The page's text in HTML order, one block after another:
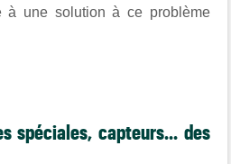
à une solution à ce problème
spéciales, capteurs... des